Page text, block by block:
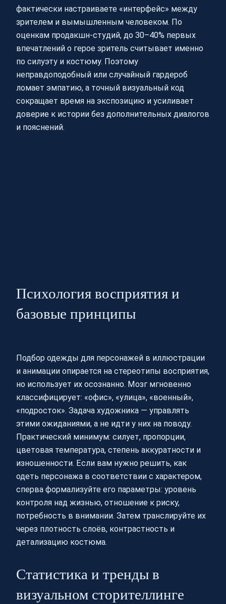
фактически настраиваете «интерфейс» между
зрителем и вымышленным человеком. По
оценкам продакшн-студий, до 30–40% первых
впечатлений о герое зритель считывает именно
по силуэту и костюму. Поэтому
неправдоподобный или случайный гардероб
ломает эмпатию, а точный визуальный код
сокращает время на экспозицию и усиливает
доверие к истории без дополнительных диалогов
и пояснений.
Психология восприятия и
базовые принципы
Подбор одежды для персонажей в иллюстрации
и анимации опирается на стереотипы восприятия,
но использует их осознанно. Мозг мгновенно
классифицирует: «офис», «улица», «военный»,
«подросток». Задача художника — управлять
этими ожиданиями, а не идти у них на поводу.
Практический минимум: силует, пропорции,
цветовая температура, степень аккуратности и
изношенности. Если вам нужно решить, как
одеть персонажа в соответствии с характером,
сперва формализуйте его параметры: уровень
контроля над жизнью, отношение к риску,
потребность в внимании. Затем транслируйте их
через плотность слоёв, контрастность и
детализацию костюма.
Статистика и тренды в
визуальном сторителлинге